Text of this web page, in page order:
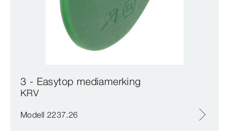
3 - Easytop mediamerking
KRV
Modell 2237.26